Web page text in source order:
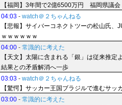
【福岡】3年間で2億6500万円 福岡県議
04:03 - watch＠２ちゃんねる
【悲報】サイバーコネクトツーの松山氏
ｗｗｗｗｗｗ
04:00 - 常識的に考えた
【天文】太陽に含まれる「銀」は従来推
結果との矛盾解消へ一歩
03:03 - watch＠２ちゃんねる
【驚愕】サッカー王国ブラジルで進むサ
03:00 - 常識的に考えた